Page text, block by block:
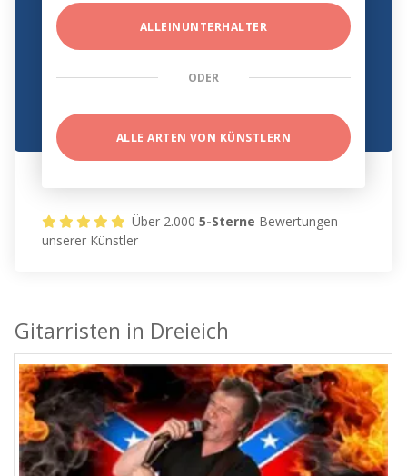
ALLEINUNTERHALTER
ODER
ALLE ARTEN VON KÜNSTLERN
Über 2.0005-Sterne Bewertungen
unserer Künstler
Gitarristen in Dreieich